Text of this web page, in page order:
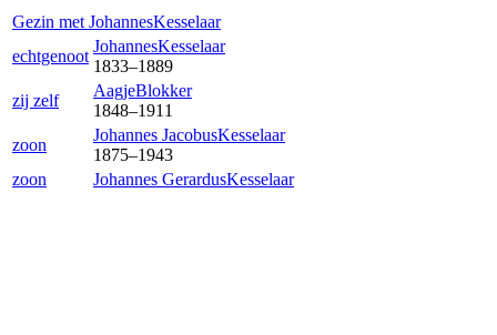
Gezin met JohannesKesselaar
echtgenoot
JohannesKesselaar
1833–1889
zij zelf
AagjeBlokker
1848–1911
zoon
Johannes JacobusKesselaar
1875–1943
zoon
Johannes GerardusKesselaar